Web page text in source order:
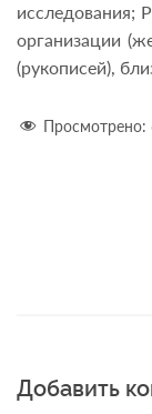
исследования;
организации
(рукописей),
Просмотрено:
Добавить